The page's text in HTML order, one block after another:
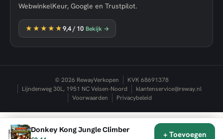
Donkey Kong Jungle Climber + Toevoegen
WebwinkelKeur, Google en Trustpilot.
★★★★★9,4/ 10 Bekijk →
© 2026 RewayVerkopen
KVK 68691378
Lijndenweg 30L, 1951 NC Velsen-Noord
klantenservice@reway.nl
Voorwaarden
Privacybeleid
★★★★★9,4
WebwinkelKeur ✕